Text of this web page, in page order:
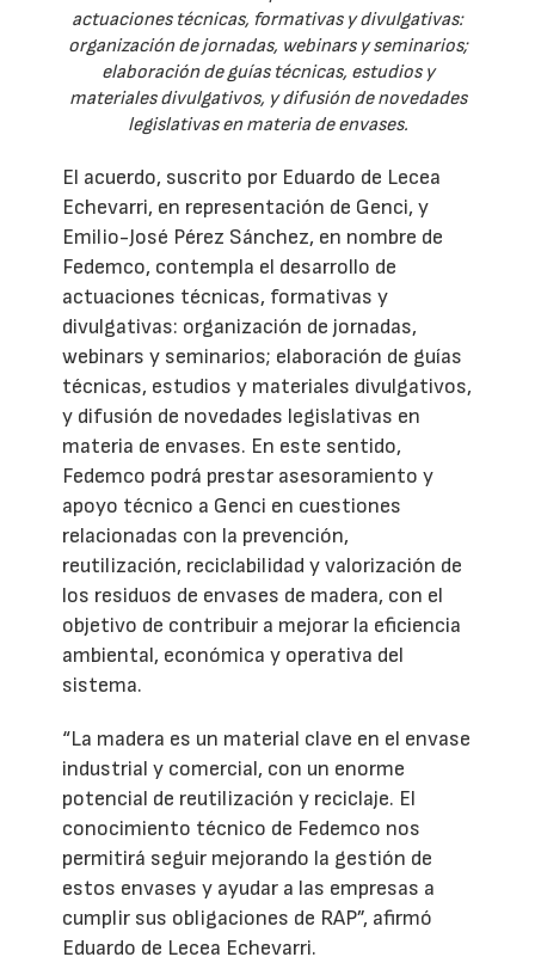
actuaciones técnicas, formativas y divulgativas:
organización de jornadas, webinars y seminarios;
elaboración de guías técnicas, estudios y
materiales divulgativos, y difusión de novedades
legislativas en materia de envases.
El acuerdo, suscrito por Eduardo de Lecea
Echevarri, en representación de Genci, y
Emilio-José Pérez Sánchez, en nombre de
Fedemco, contempla el desarrollo de
actuaciones técnicas, formativas y
divulgativas: organización de jornadas,
webinars y seminarios; elaboración de guías
técnicas, estudios y materiales divulgativos,
y difusión de novedades legislativas en
materia de envases. En este sentido,
Fedemco podrá prestar asesoramiento y
apoyo técnico a Genci en cuestiones
relacionadas con la prevención,
reutilización, reciclabilidad y valorización de
los residuos de envases de madera, con el
objetivo de contribuir a mejorar la eficiencia
ambiental, económica y operativa del
sistema.
“La madera es un material clave en el envase
industrial y comercial, con un enorme
potencial de reutilización y reciclaje. El
conocimiento técnico de Fedemco nos
permitirá seguir mejorando la gestión de
estos envases y ayudar a las empresas a
cumplir sus obligaciones de RAP”, afirmó
Eduardo de Lecea Echevarri.